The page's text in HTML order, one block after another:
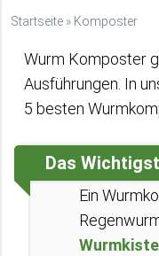
Startseite » Komposter
Wurm Komposter
Ausführungen. In
5 besten
Das
Ein
Wurmkiste